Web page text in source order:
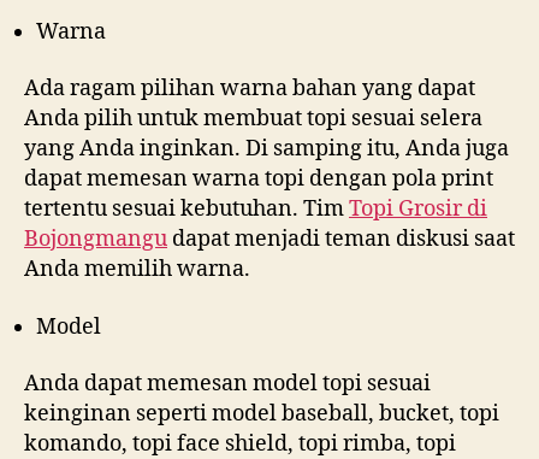
Warna
Ada ragam pilihan warna bahan yang dapat
Anda pilih untuk membuat topi sesuai selera
yang Anda inginkan. Di samping itu, Anda juga
dapat memesan warna topi dengan pola print
tertentu sesuai kebutuhan. TimTopi Grosir di
Bojongmangu dapat menjadi teman diskusi saat
Anda memilih warna.
Model
Anda dapat memesan model topi sesuai
keinginan seperti model baseball, bucket, topi
komando, topi face shield, topi rimba, topi